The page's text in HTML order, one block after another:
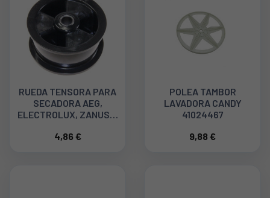
RUEDA TENSORA PARA
SECADORA AEG,
ELECTROLUX, ZANUSSI
4,86 €
POLEA TAMBOR
LAVADORA CANDY
41024467
9,88 €